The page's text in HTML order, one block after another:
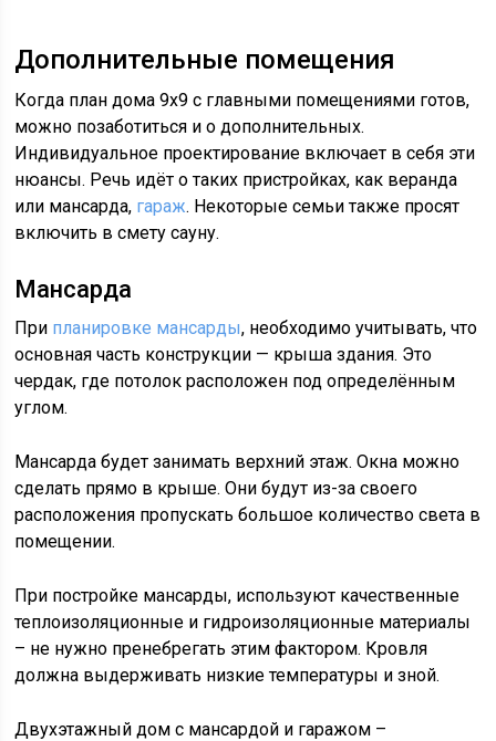
Дополнительные помещения
Когда план дома 9х9 с главными помещениями готов,
можно позаботиться и о дополнительных.
Индивидуальное проектирование включает в себя эти
нюансы. Речь идёт о таких пристройках, как веранда
или мансарда, гараж. Некоторые семьи также просят
включить в смету сауну.
Мансарда
При планировке мансарды, необходимо учитывать, что
основная часть конструкции — крыша здания. Это
чердак, где потолок расположен под определённым
углом.
Мансарда будет занимать верхний этаж. Окна можно
сделать прямо в крыше. Они будут из-за своего
расположения пропускать большое количество света в
помещении.
При постройке мансарды, используют качественные
теплоизоляционные и гидроизоляционные материалы
– не нужно пренебрегать этим фактором. Кровля
должна выдерживать низкие температуры и зной.
Двухэтажный дом с мансардой и гаражом –